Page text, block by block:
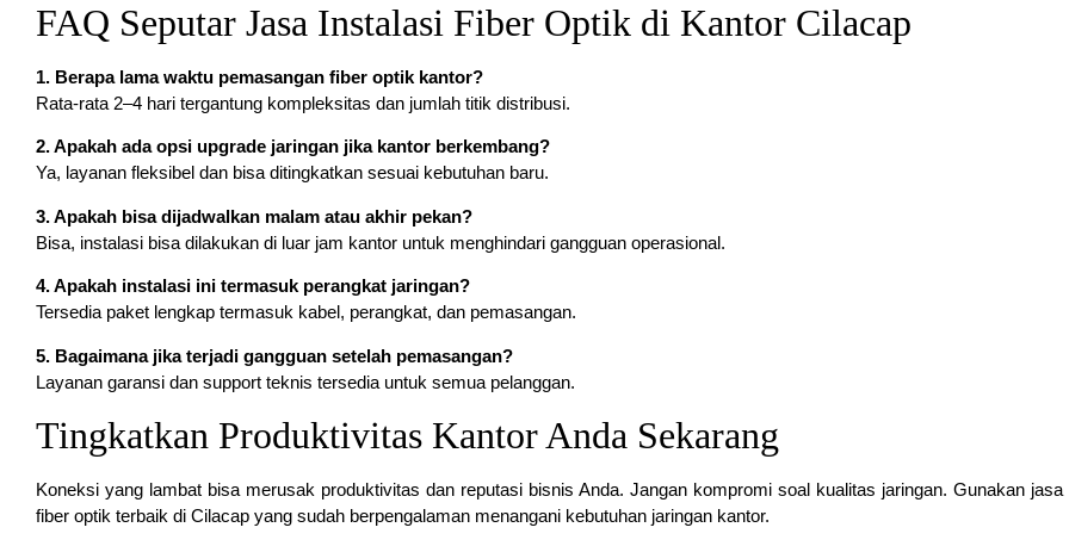
FAQ Seputar Jasa Instalasi Fiber Optik di Kantor Cilacap
1. Berapa lama waktu pemasangan fiber optik kantor?
Rata-rata 2–4 hari tergantung kompleksitas dan jumlah titik distribusi.
2. Apakah ada opsi upgrade jaringan jika kantor berkembang?
Ya, layanan fleksibel dan bisa ditingkatkan sesuai kebutuhan baru.
3. Apakah bisa dijadwalkan malam atau akhir pekan?
Bisa, instalasi bisa dilakukan di luar jam kantor untuk menghindari gangguan operasional.
4. Apakah instalasi ini termasuk perangkat jaringan?
Tersedia paket lengkap termasuk kabel, perangkat, dan pemasangan.
5. Bagaimana jika terjadi gangguan setelah pemasangan?
Layanan garansi dan support teknis tersedia untuk semua pelanggan.
Tingkatkan Produktivitas Kantor Anda Sekarang
Koneksi yang lambat bisa merusak produktivitas dan reputasi bisnis Anda. Jangan kompromi soal kualitas jaringan. Gunakan jasa
fiber optik terbaik di Cilacap yang sudah berpengalaman menangani kebutuhan jaringan kantor.